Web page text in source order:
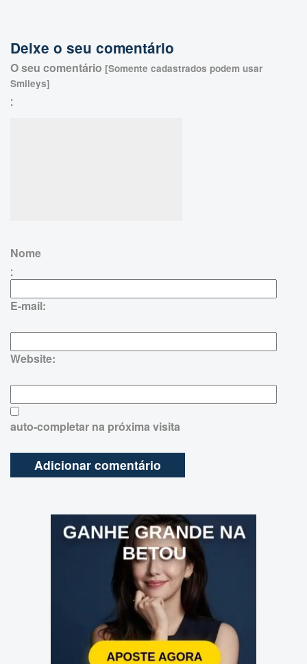
Deixe o seu comentário
O seu comentário [Somente cadastrados podem usar
Smileys]
:
Nome
:
E-mail:
Website:
auto-completar na próxima visita